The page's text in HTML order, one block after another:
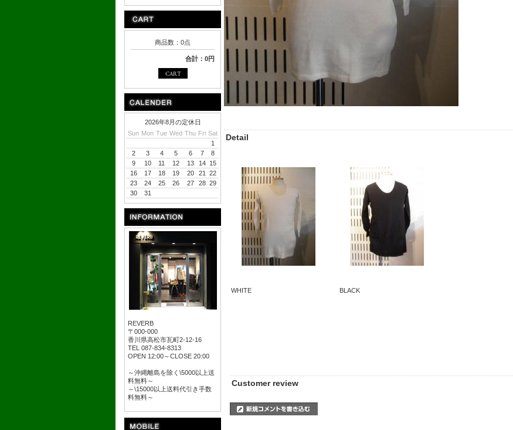
商品数：0点
合計：0円
2026年8月の定休日
Sun Mon Tue Wed Thu Fri Sat
1
2
3 4 5 6 7
8
9
10 11 12 13 14
15
16
17 18 19 20 21
22
23
24 25 26 27 28 29
30
31
REVERB
〒000-000
香川県高松市瓦町2-12-16
TEL 087-834-8313
OPEN 12:00～CLOSE 20:00
～沖縄離島を除く\5000以上送
料無料～
～\15000以上送料代引き手数
料無料～
Detail
WHITE BLACK
Customer review